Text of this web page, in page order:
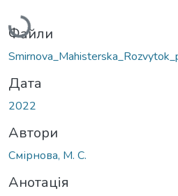
Файли
Дата
2022
Автори
Смірнова, М. С.
Анотація